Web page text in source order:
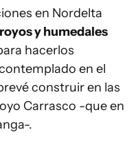
en Nordelta
y humedales
hacerlos
en el
construir en las
Carrasco -que en
.